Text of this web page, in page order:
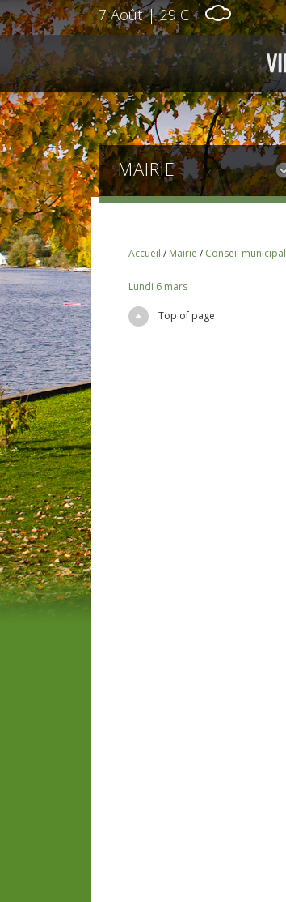
7 Août | 29 C
MAIRIE
Accueil / Mairie / Conseil municipal
Lundi 6 mars
Top of page